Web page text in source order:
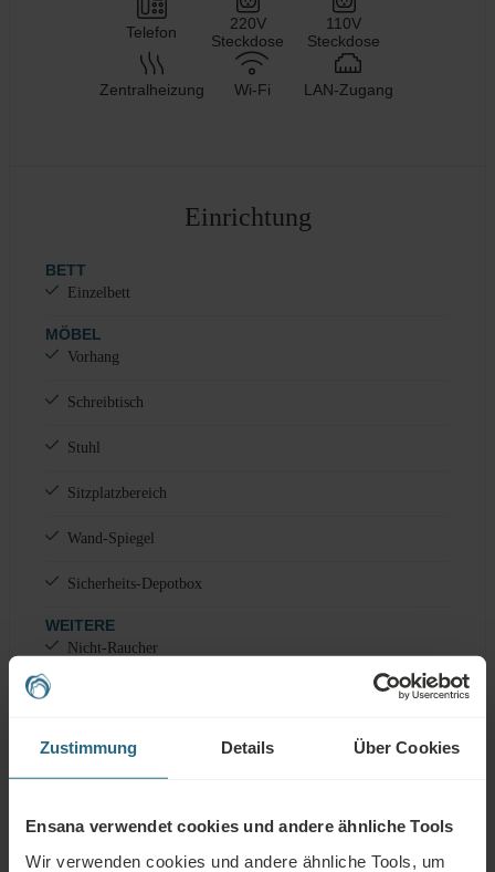
Zustimmung Details Über Cookies
Ensana verwendet cookies und andere ähnliche Tools
Wir verwenden cookies und andere ähnliche Tools, um
Telefon
220V
Steckdose
110V
Steckdose
Zentralheizung Wi-Fi LAN-Zugang
Einrichtung
BETT
Einzelbett
MÖBEL
Vorhang
Schreibtisch
Stuhl
Sitzplatzbereich
Wand-Spiegel
Sicherheits-Depotbox
WEITERE
Nicht-Raucher
Dusche